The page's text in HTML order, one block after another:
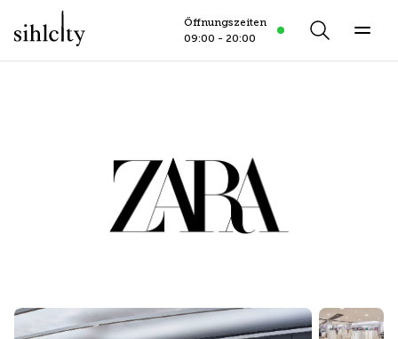
Öffnungszeiten
7.8.2026
09:00 - 20:00 open
Öffnungszeiten
Search